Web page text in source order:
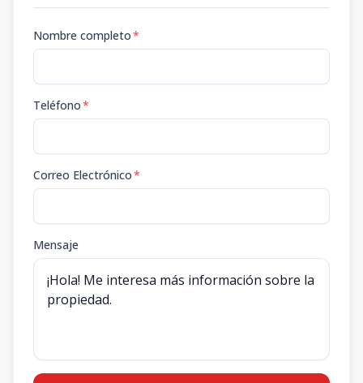
Nombre completo*
Teléfono*
Correo Electrónico*
Mensaje